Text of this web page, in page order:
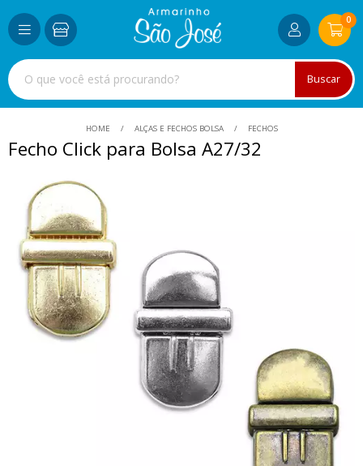
Buscar
0
HOME ALÇAS E FECHOS BOLSA FECHOS
Fecho Click para Bolsa A27/32